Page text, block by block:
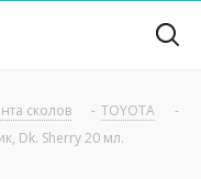
сколов - TOYOTA
-
Dk. Sherry 20 мл.